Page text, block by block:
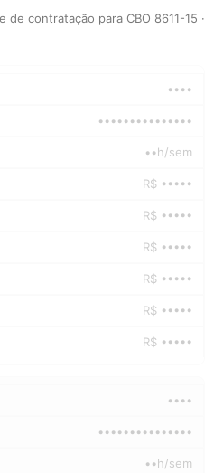
de contratação para CBO 8611-15 ·
••••
•••••••••••••••
••h/sem
R$ •••••
R$ •••••
R$ •••••
R$ •••••
R$ •••••
R$ •••••
••••
•••••••••••••••
••h/sem